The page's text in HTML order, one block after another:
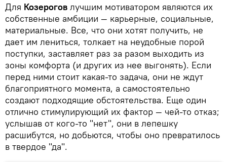
Для Козерогов лучшим мотиватором являются их
собственные амбиции — карьерные, социальные,
материальные. Все, что они хотят получить, не
дает им лениться, толкает на неудобные порой
поступки, заставляет раз за разом выходить из
зоны комфорта (и других из нее выгонять). Если
перед ними стоит какая-то задача, они не ждут
благоприятного момента, а самостоятельно
создают подходящие обстоятельства. Еще один
отлично стимулирующий их фактор — чей-то отказ;
услышав от кого-то "нет", они в лепешку
расшибутся, но добьются, чтобы оно превратилось
в твердое "да".